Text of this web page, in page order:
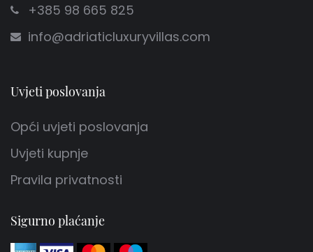
+385 98 665 825
info@adriaticluxuryvillas.com
Uvjeti poslovanja
Opći uvjeti poslovanja
Uvjeti kupnje
Pravila privatnosti
Sigurno plaćanje